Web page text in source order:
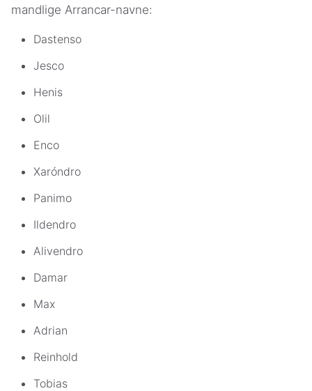
mandlige Arrancar-navne:
Dastenso
Jesco
Henis
Olil
Enco
Xaróndro
Panimo
Ildendro
Alivendro
Damar
Max
Adrian
Reinhold
Tobias